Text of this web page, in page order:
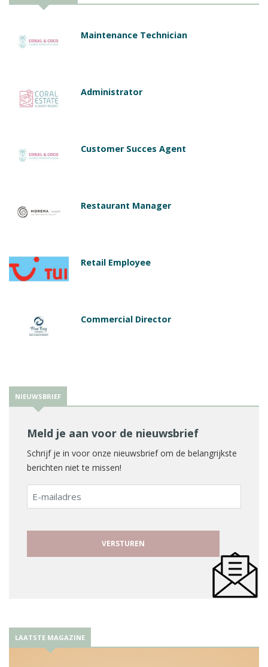
Maintenance Technician
Administrator
Customer Succes Agent
Restaurant Manager
Retail Employee
Commercial Director
NIEUWSBRIEF
Meld je aan voor de nieuwsbrief
Schrijf je in voor onze nieuwsbrief om de belangrijkste
berichten niet te missen!
E-
mailadres
LAATSTE MAGAZINE